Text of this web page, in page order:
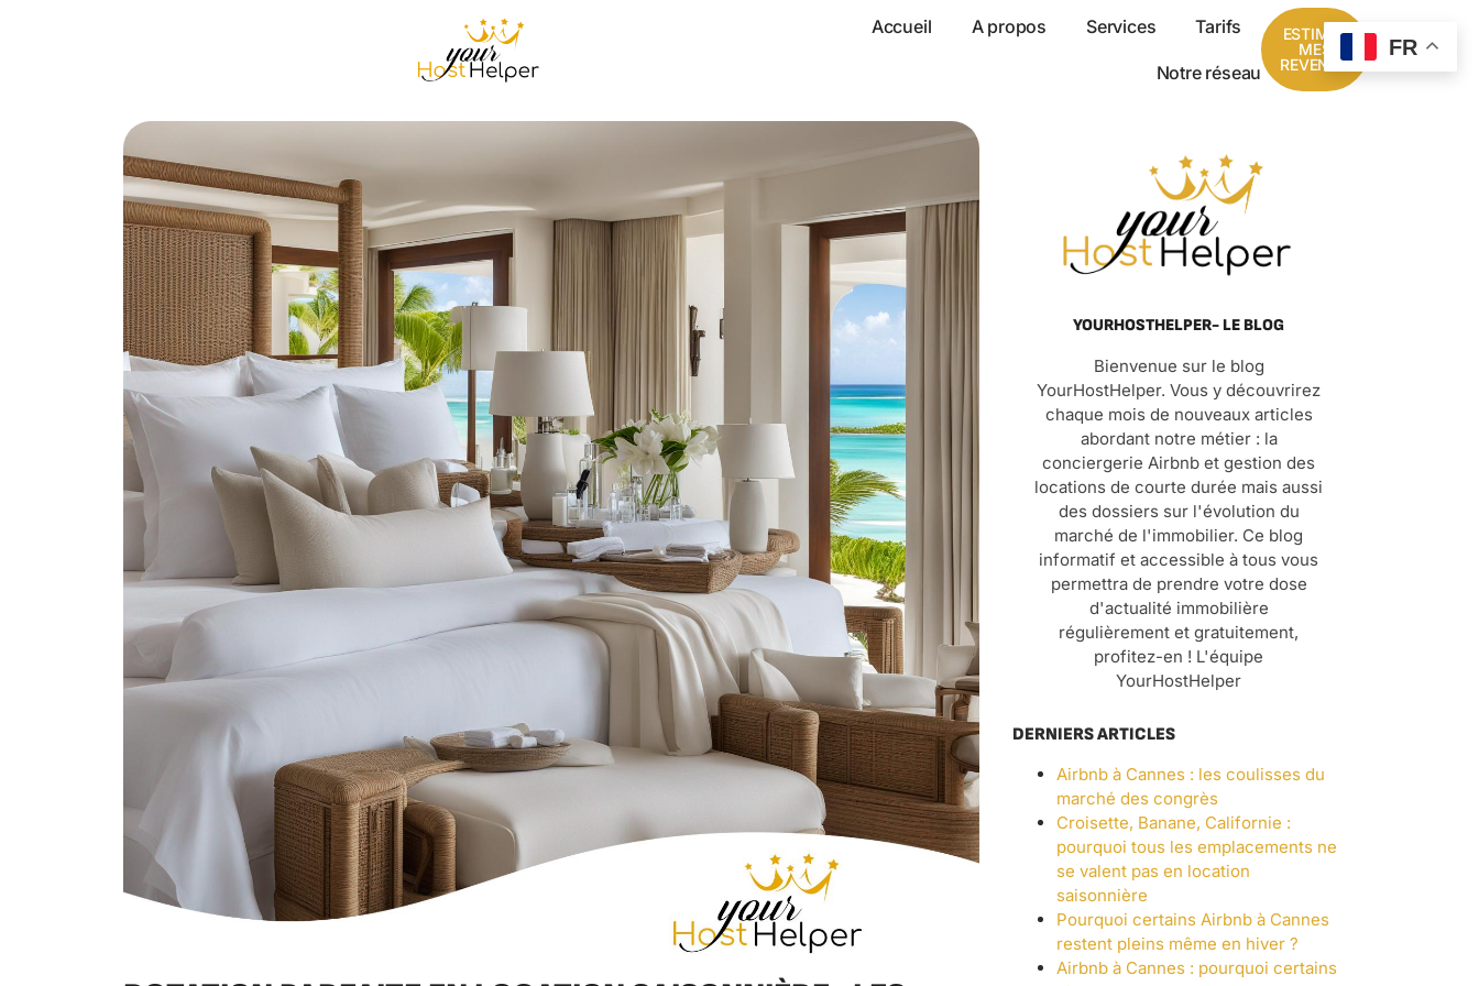
Accueil A propos Services Tarifs
Notre réseau
ESTIMER
MES
REVENUS
YOURHOSTHELPER- LE BLOG
Bienvenue sur le blog
YourHostHelper. Vous y découvrirez
chaque mois de nouveaux articles
abordant notre métier : la
conciergerie Airbnb et gestion des
locations de courte durée mais aussi
des dossiers sur l'évolution du
marché de l'immobilier. Ce blog
informatif et accessible à tous vous
permettra de prendre votre dose
d'actualité immobilière
régulièrement et gratuitement,
profitez-en ! L'équipe
YourHostHelper
DERNIERS ARTICLES
Airbnb à Cannes : les coulisses du
marché des congrès
Croisette, Banane, Californie :
pourquoi tous les emplacements ne
se valent pas en location
saisonnière
Pourquoi certains Airbnb à Cannes
restent pleins même en hiver ?
Airbnb à Cannes : pourquoi certains
FR